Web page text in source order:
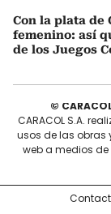
Con la plata de
femenino: así
de los Juegos
©
CARACOL S.A.
usos de las obras
web a medios